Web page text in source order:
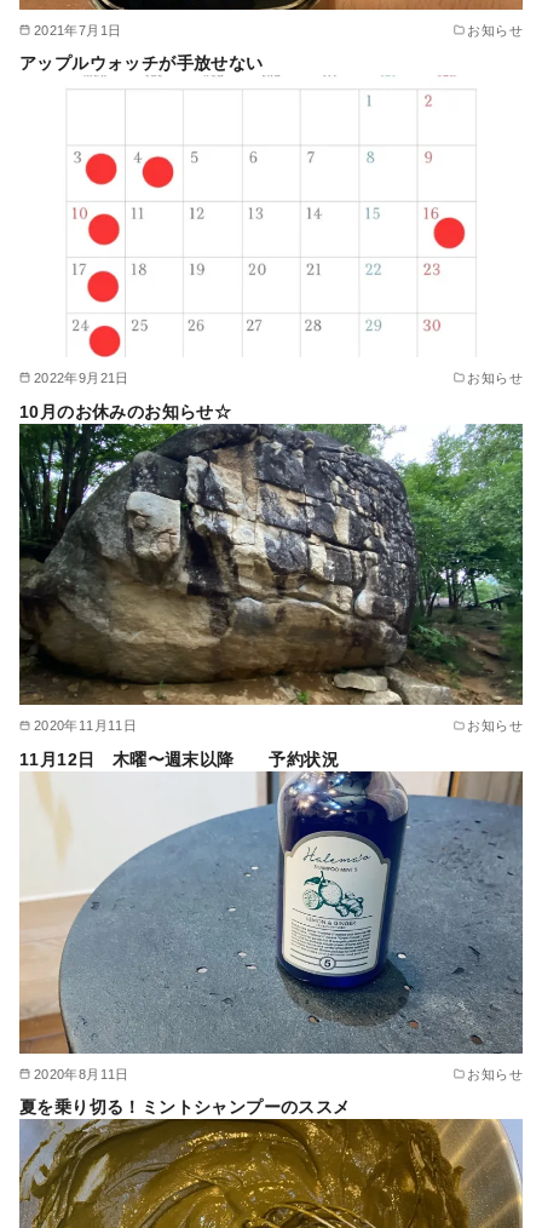
2021年7月1日 お知らせ
アップルウォッチが手放せない
2022年9月21日 お知らせ
10月のお休みのお知らせ☆
2020年11月11日 お知らせ
11月12日 木曜〜週末以降 予約状況
2020年8月11日 お知らせ
夏を乗り切る！ミントシャンプーのススメ